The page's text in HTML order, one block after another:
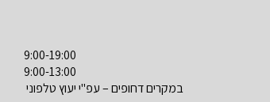
9:00-19:00
9:00-13:00
במקרים דחופים – עפ"י יעוץ טלפוני